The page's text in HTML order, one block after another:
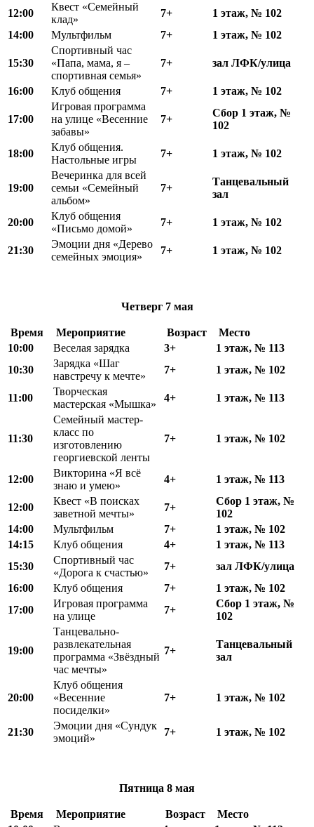
12:00
Квест «Семейный
клад»
7+
1 этаж, № 102
14:00
Мультфильм 7+ 1 этаж, № 102
15:30
Спортивный час
«Папа, мама, я –
спортивная семья»
7+ зал ЛФК/улица
16:00 Клуб общения 7+ 1 этаж, № 102
17:00
Игровая программа
на улице «Весенние
забавы»
7+
Сбор 1 этаж, №
102
18:00
Клуб общения.
Настольные игры
7+ 1 этаж, № 102
19:00
Вечеринка для всей
семьи «Семейный
альбом»
7+
Танцевальный
зал
20:00
Клуб общения
«Письмо домой»
7+ 1 этаж, № 102
21:30
Эмоции дня «Дерево
семейных эмоция»
7+ 1 этаж, № 102
Четверг 7 мая
Время Мероприятие Возраст
Место
10:00
Веселая зарядка 3+
1 этаж, № 113
10:30
Зарядка «Шаг
навстречу к мечте»
7+ 1 этаж, № 102
11:00
Творческая
мастерская «Мышка»
4+ 1 этаж, № 113
11:30
Семейный мастер-
класс по
изготовлению
георгиевской ленты
7+ 1 этаж, № 102
12:00
Викторина «Я всё
знаю и умею»
4+ 1 этаж, № 113
12:00
Квест «В поисках
заветной мечты»
7+
Сбор 1 этаж, №
102
14:00
Мультфильм 7+
1 этаж, № 102
14:15 Клуб общения 4+
1 этаж, № 113
15:30
Спортивный час
«Дорога к счастью»
7+ зал ЛФК/улица
16:00
Клуб общения 7+
1 этаж, № 102
17:00
Игровая программа
на улице
7+
Сбор 1 этаж, №
102
19:00
Танцевально-
развлекательная
программа «Звёздный
час мечты»
7+
Танцевальный
зал
20:00
Клуб общения
«Весенние
посиделки»
7+ 1 этаж, № 102
21:30
Эмоции дня «Сундук
эмоций»
7+ 1 этаж, № 102
Пятница 8 мая
Время Мероприятие Возраст
Место